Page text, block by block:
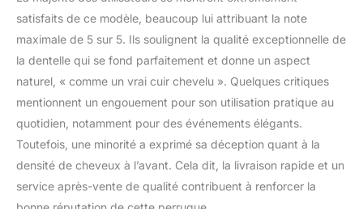
satisfaits de ce modèle, beaucoup lui attribuant la note
maximale de 5 sur 5. Ils soulignent la qualité exceptionnelle de
la dentelle qui se fond parfaitement et donne un aspect
naturel, « comme un vrai cuir chevelu ». Quelques critiques
mentionnent un engouement pour son utilisation pratique au
quotidien, notamment pour des événements élégants.
Toutefois, une minorité a exprimé sa déception quant à la
densité de cheveux à l’avant. Cela dit, la livraison rapide et un
service après-vente de qualité contribuent à renforcer la